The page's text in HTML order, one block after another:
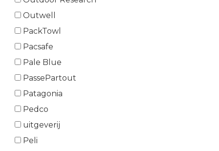
Outwell
PackTowl
Pacsafe
Pale Blue
PassePartout
Patagonia
Pedco
uitgeverij
Peli